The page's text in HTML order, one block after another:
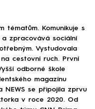
tématům. Komunikuje s
zpracovává sociální
Vystudovala
cestovní ruch. První
odborné škole
magazínu
NEWS se připojila zprvu
v roce 2020. Od